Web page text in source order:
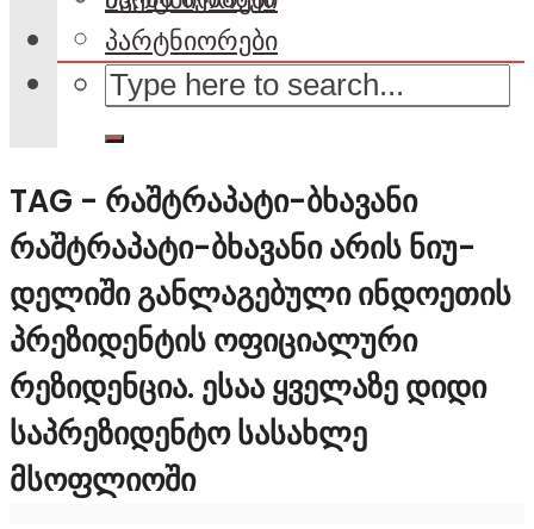
პარტნიორები
TAG - ᲠᲐᲨᲢᲠᲐᲞᲐᲢᲘ-ᲑᲮᲐᲕᲐᲜᲘ
ᲠᲐᲨᲢᲠᲐᲞᲐᲢᲘ-ᲑᲮᲐᲕᲐᲜᲘ ᲐᲠᲘᲡ ᲜᲘᲣ-
ᲓᲔᲚᲘᲨᲘ ᲒᲐᲜᲚᲐᲒᲔᲑᲣᲚᲘ ᲘᲜᲓᲝᲔᲗᲘᲡ
ᲞᲠᲔᲖᲘᲓᲔᲜᲢᲘᲡ ᲝᲤᲘᲪᲘᲐᲚᲣᲠᲘ
ᲠᲔᲖᲘᲓᲔᲜᲪᲘᲐ. ᲔᲡᲐᲐ ᲧᲕᲔᲚᲐᲖᲔ ᲓᲘᲓᲘ
ᲡᲐᲞᲠᲔᲖᲘᲓᲔᲜᲢᲝ ᲡᲐᲡᲐᲮᲚᲔ
ᲛᲡᲝᲤᲚᲘᲝᲨᲘ